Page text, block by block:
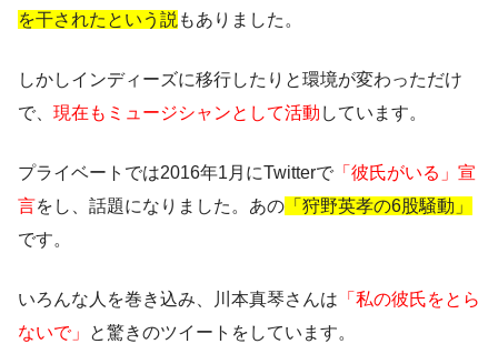
を干されたという説もありました。
しかしインディーズに移行したりと環境が変わっただけ
で、 現在もミュージシャンとして活動 しています。
プライベートでは2016年1月にTwitterで 「彼氏がいる」宣
言をし、話題になりました。あの 「狩野英孝の6股騒動」
です。
いろんな人を巻き込み、川本真琴さんは 「私の彼氏をとら
ないで」
と驚きのツイートをしています。